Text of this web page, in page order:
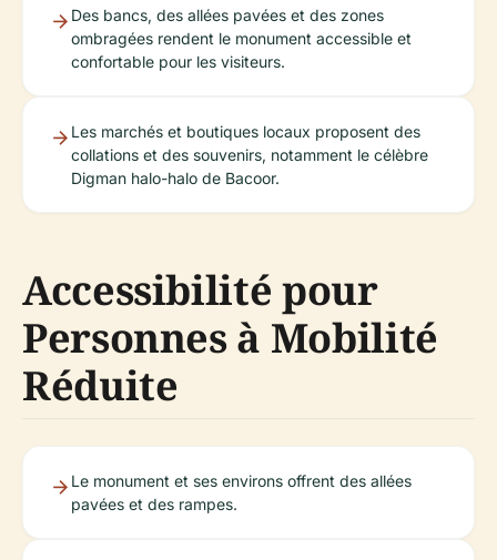
Des bancs, des allées pavées et des zones
ombragées rendent le monument accessible et
confortable pour les visiteurs.
Les marchés et boutiques locaux proposent des
collations et des souvenirs, notamment le célèbre
Digman halo-halo de Bacoor.
Accessibilité pour
Personnes à Mobilité
Réduite
Le monument et ses environs offrent des allées
pavées et des rampes.